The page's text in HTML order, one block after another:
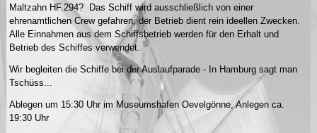
Maltzahn HF.294? Das Schiff wird ausschließlich von einer
ehrenamtlichen Crew gefahren, der Betrieb dient rein ideellen Zwecken.
Alle Einnahmen aus dem Schiffsbetrieb werden für den Erhalt und
Betrieb des Schiffes verwendet.
Wir begleiten die Schiffe bei der Auslaufparade - In Hamburg sagt man
Tschüss...
Ablegen um 15:30 Uhr im Museumshafen Oevelgönne, Anlegen ca.
19:30 Uhr